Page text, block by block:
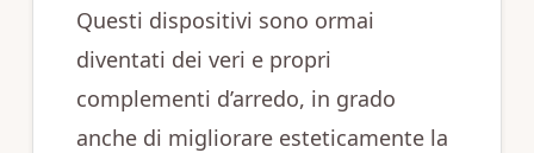
Questi dispositivi sono ormai
diventati dei veri e propri
complementi d’arredo, in grado
anche di migliorare esteticamente la